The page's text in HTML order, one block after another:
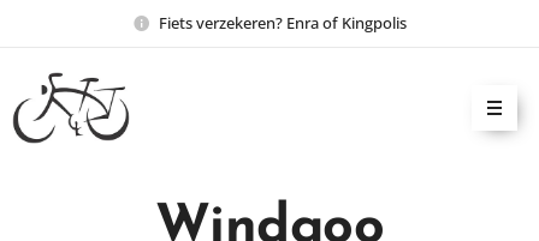
Fiets verzekeren? Enra of Kingpolis
Windgoo